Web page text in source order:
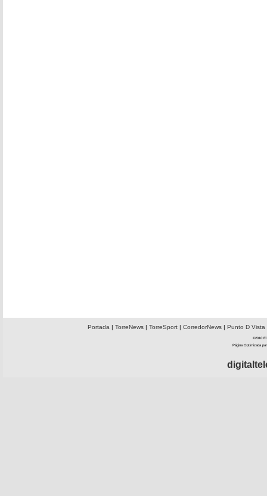
Portada | TorreNews| TorreSport| CorredorNews| Punto D Vista
©2010 El
Página Optimizada